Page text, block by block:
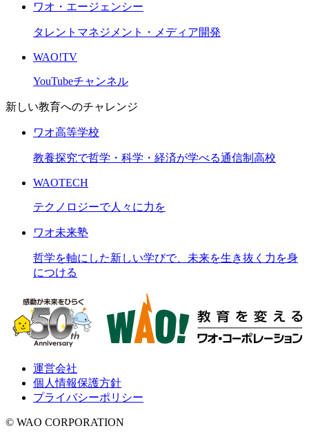
ワオ・エージェンシー
タレントマネジメント・メディア開発
WAO!TV
YouTubeチャンネル
新しい教育へのチャレンジ
ワオ高等学校
教養探究で哲学・科学・経済が学べる通信制高校
WAOTECH
テクノロジーで人々に力を
ワオ未来塾
哲学を軸にした新しい学びで、未来を生き抜く力を身
につける
運営会社
個人情報保護方針
プライバシーポリシー
© WAO CORPORATION